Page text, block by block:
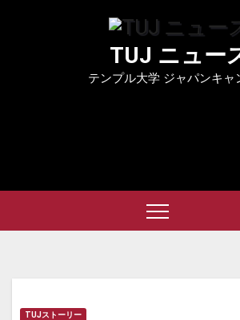
TUJ ニュー
テンプル大学 ジャパンキャ
TUJストーリー